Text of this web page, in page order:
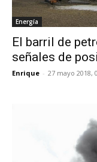
Energía
El barril de
señales de
Enrique - 27 mayo 2018,